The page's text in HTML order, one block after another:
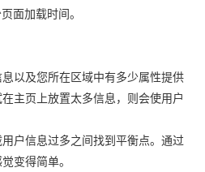
面加载时间。
以及您所在区域中有多少属性提供
主页上放置太多信息，则会使用户
户信息过多之间找到平衡点。通过
变得简单。